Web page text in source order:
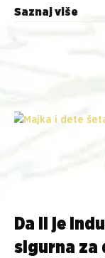
Saznaj više
Da li je
sigurna za